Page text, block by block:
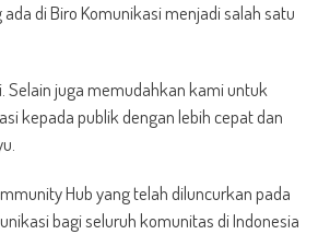
di Biro Komunikasi menjadi salah satu
Selain juga memudahkan kami untuk
kepada publik dengan lebih cepat dan
Hub yang telah diluncurkan pada
bagi seluruh komunitas di Indonesia